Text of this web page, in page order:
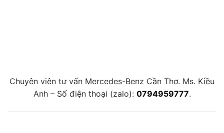
Chuyên viên tư vấn Mercedes-Benz Cần Thơ. Ms. Kiều
Anh – Số điện thoại (zalo): 0794959777.